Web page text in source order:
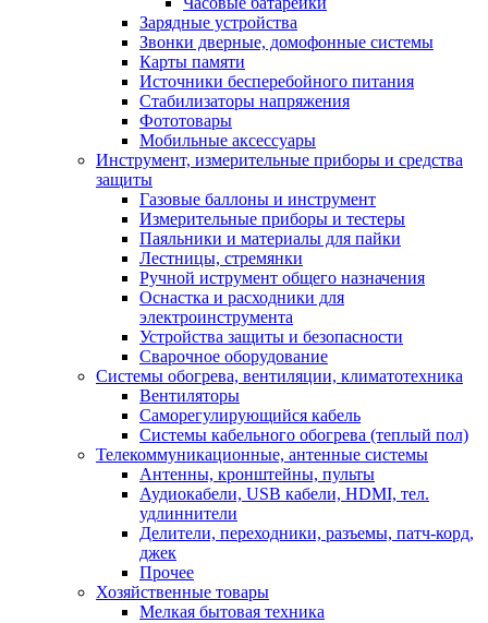
Зарядные устройства
Звонки дверные, домофонные системы
Карты памяти
Источники бесперебойного питания
Стабилизаторы напряжения
Фототовары
Мобильные аксессуары
Инструмент, измерительные приборы и средства
защиты
Газовые баллоны и инструмент
Измерительные приборы и тестеры
Паяльники и материалы для пайки
Лестницы, стремянки
Ручной иструмент общего назначения
Оснастка и расходники для
электроинструмента
Устройства защиты и безопасности
Сварочное оборудование
Системы обогрева, вентиляции, климатотехника
Вентиляторы
Саморегулирующийся кабель
Системы кабельного обогрева (теплый пол)
Телекоммуникационные, антенные системы
Антенны, кронштейны, пульты
Аудиокабели, USB кабели, HDMI, тел.
удлиннители
Делители, переходники, разъемы, патч-корд,
джек
Прочее
Хозяйственные товары
Мелкая бытовая техника